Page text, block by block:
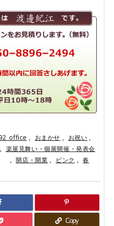
, おまかせ , お祝い ,
, 楽屋見舞い・個展開催・発表会
, 開店・開業 , ピンク , 春
Copy